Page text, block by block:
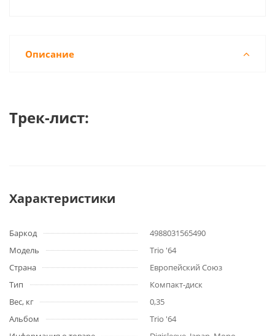
Описание
Трек-лист:
Характеристики
Баркод
4988031565490
Модель
Trio '64
Страна
Европейский Союз
Тип
Компакт-диск
Вес, кг
0,35
Альбом
Trio '64